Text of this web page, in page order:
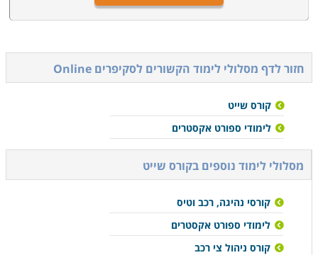
חזור לדף מסלולי לימוד הקשורים לסקיפרים Online
קורס שייט
לימודי ספורט אקסטרים
מסלולי לימוד נוספים בקורס שייט
קורסי נהיגה, רכב וטיס
לימודי ספורט אקסטרים
קורס ניהול צי רכב